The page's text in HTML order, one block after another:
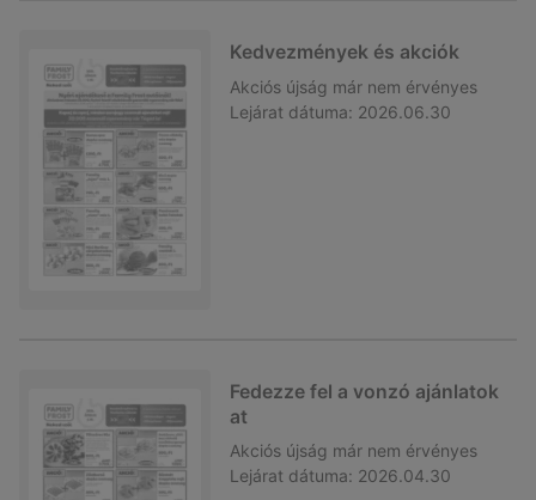
Kedvezmények és akciók
Akciós újság már nem érvényes
Lejárat dátuma: 2026.06.30
Fedezze fel a vonzó ajánlatok
at
Akciós újság már nem érvényes
Lejárat dátuma: 2026.04.30